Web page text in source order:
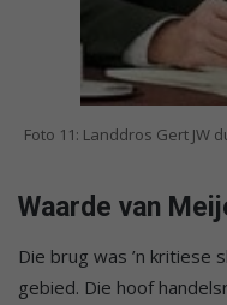
Foto 11: Landdros Gert JW
Waarde van
Die brug was ’n kritiese
gebied. Die hoof